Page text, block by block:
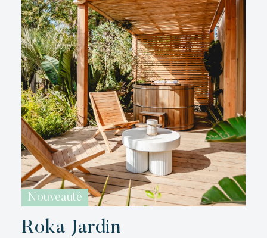
Kon Tiki
Festif Paradis tropical Evasion
Un cadre idyllique au pied de la célèbre plage de Pampelonne
Nouveauté
Roka Jardin